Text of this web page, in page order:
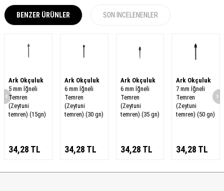
BENZER ÜRÜNLER SON İNCELENENLER
Ark Okçuluk
5 mm İğneli
Temren
(Zeytuni
temren) (15gn)
34,28 TL
Ark Okçuluk
6 mm İğneli
Temren
(Zeytuni
temren) (30 gn)
34,28 TL
Ark Okçuluk
6 mm İğneli
Temren
(Zeytuni
temren) (35 gn)
34,28 TL
Ark Okçuluk
7 mm İğneli
Temren
(Zeytuni
temren) (50 gn)
34,28 TL